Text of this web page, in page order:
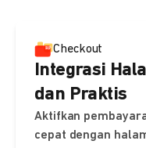
Checkout
Integrasi
dan Praktis
Aktifkan
cepat dengan